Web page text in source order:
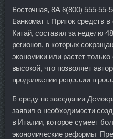
Восточная, 8А 8(800) 555-55-
Банкомат г. Приток средств
Китай, составил за неделю
регионов, в которых
экономики или растет
высокой, что позволяет
продолжении рецессии в
В среду на заседании
заявил о необходимости
в Италии, которое сумеет
экономические реформы.